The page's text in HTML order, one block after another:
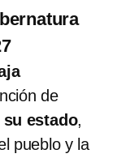
de
estado,
pueblo y la